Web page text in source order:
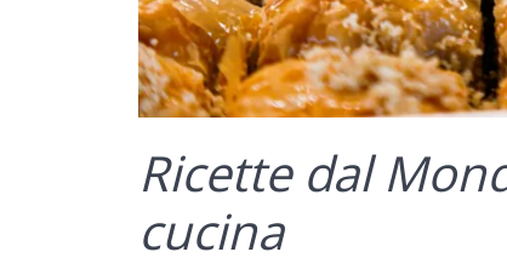
Ricette dal
cucina